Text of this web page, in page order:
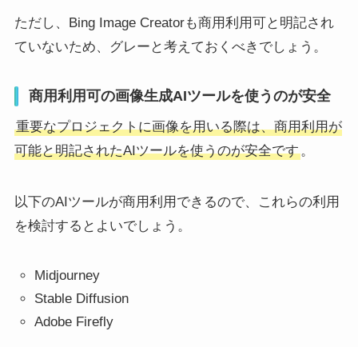
ただし、Bing Image Creatorも商用利用可と明記され
ていないため、グレーと考えておくべきでしょう。
商用利用可の画像生成AIツールを使うのが安全
重要なプロジェクトに画像を用いる際は、商用利用が
可能と明記されたAIツールを使うのが安全です。
以下のAIツールが商用利用できるので、これらの利用
を検討するとよいでしょう。
Midjourney
Stable Diffusion
Adobe Firefly